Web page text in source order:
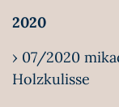
2020
› 07/2020
Holzkulisse